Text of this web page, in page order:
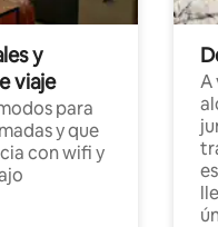
y
viaje
para
y que
con wifi y
A